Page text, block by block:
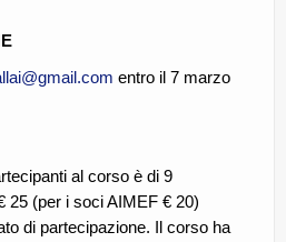
entro il 7 marzo
al corso è di 9
25 (per i soci AIMEF € 20)
di partecipazione. Il corso ha